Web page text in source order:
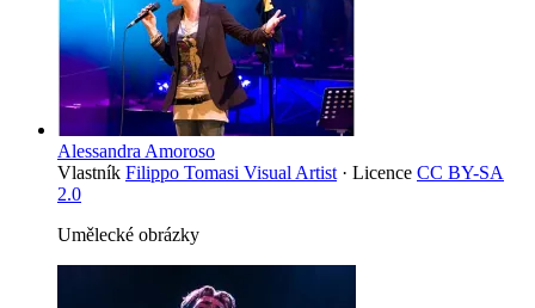
Alessandra Amoroso
Vlastník Filippo Tomasi Visual Artist · Licence CC BY-SA
2.0
Umělecké obrázky